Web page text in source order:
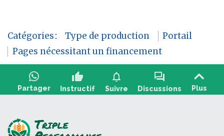
Catégories: Type de production
Portail
Pages nécessitant un financement
Partager
thumb_up
Instructif
notifications
Suivre
forum
Discussions Plus
retour :